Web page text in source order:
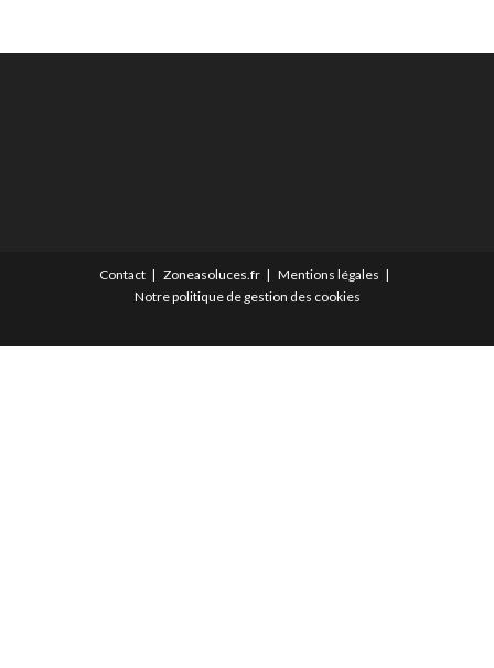
Contact Zoneasoluces.fr
Mentions légales
Notre politique de gestion des cookies